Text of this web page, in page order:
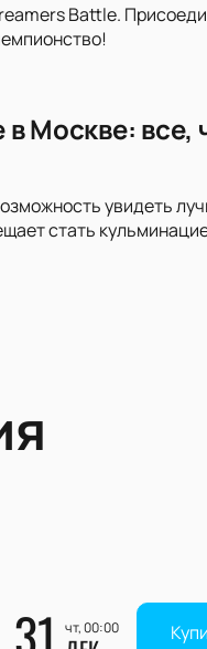
Battle.
Москве: все,
увидеть
стать
чт, 00:00